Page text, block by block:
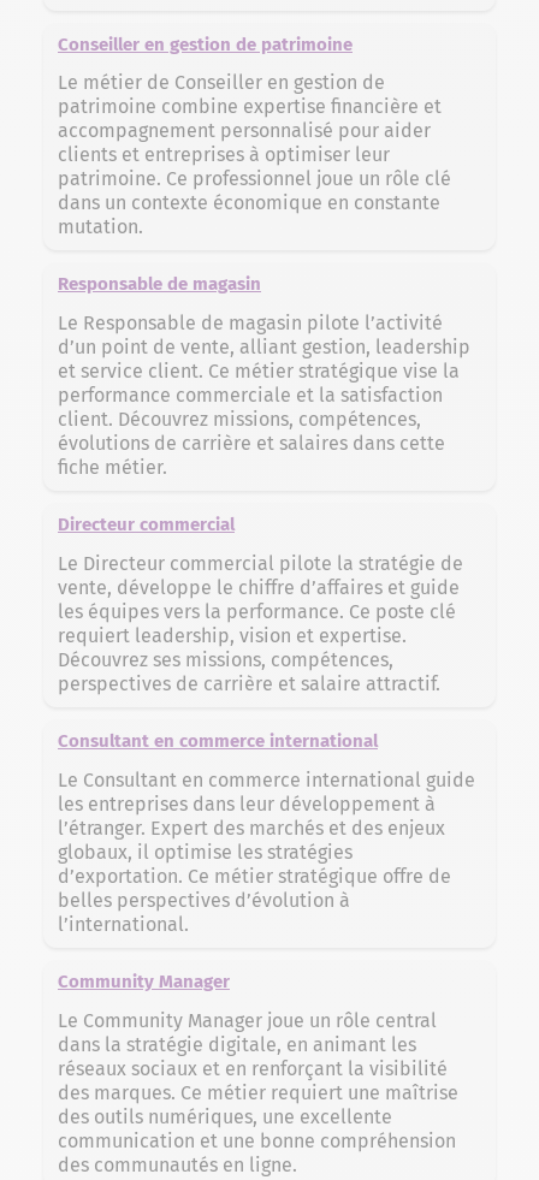
Conseiller en gestion de patrimoine
Le métier de Conseiller en gestion de
patrimoine combine expertise financière et
accompagnement personnalisé pour aider
clients et entreprises à optimiser leur
patrimoine. Ce professionnel joue un rôle clé
dans un contexte économique en constante
mutation.
Responsable de magasin
Le Responsable de magasin pilote l’activité
d’un point de vente, alliant gestion, leadership
et service client. Ce métier stratégique vise la
performance commerciale et la satisfaction
client. Découvrez missions, compétences,
évolutions de carrière et salaires dans cette
fiche métier.
Directeur commercial
Le Directeur commercial pilote la stratégie de
vente, développe le chiffre d’affaires et guide
les équipes vers la performance. Ce poste clé
requiert leadership, vision et expertise.
Découvrez ses missions, compétences,
perspectives de carrière et salaire attractif.
Consultant en commerce international
Le Consultant en commerce international guide
les entreprises dans leur développement à
l’étranger. Expert des marchés et des enjeux
globaux, il optimise les stratégies
d’exportation. Ce métier stratégique offre de
belles perspectives d’évolution à
l’international.
Community Manager
Le Community Manager joue un rôle central
dans la stratégie digitale, en animant les
réseaux sociaux et en renforçant la visibilité
des marques. Ce métier requiert une maîtrise
des outils numériques, une excellente
communication et une bonne compréhension
des communautés en ligne.